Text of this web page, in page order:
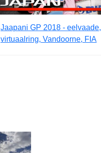
Jaapani GP 2018 - eelvaade,
virtuaalring, Vandoorne, FIA